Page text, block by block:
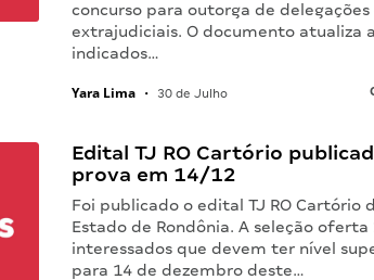
concurso para outorga de
extrajudiciais. O documento atualiza
indicados…
Yara Lima • 30 de Julho
Edital TJ RO Cartório
prova em 14/12
Foi publicado o edital TJ RO Cartório
Estado de Rondônia. A seleção
interessados que devem ter nível
para 14 de dezembro deste…